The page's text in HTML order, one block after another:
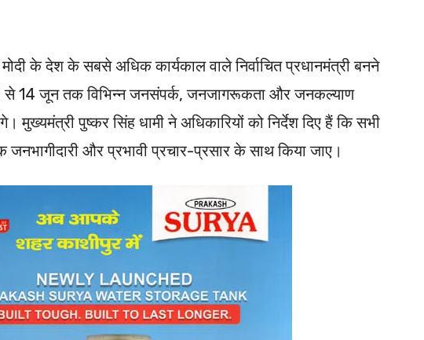
के देश के सबसे अधिक कार्यकाल वाले निर्वाचित प्रधानमंत्री बनने
से 14 जून तक विभिन्न जनसंपर्क, जनजागरूकता और जनकल्याण
मुख्यमंत्री पुष्कर सिंह धामी ने अधिकारियों को निर्देश दिए हैं कि सभी
जनभागीदारी और प्रभावी प्रचार-प्रसार के साथ किया जाए।